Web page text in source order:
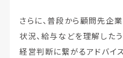
さらに、普段から顧問先企
状況、給与などを理解したう
経営判断に繋がるアドバイ